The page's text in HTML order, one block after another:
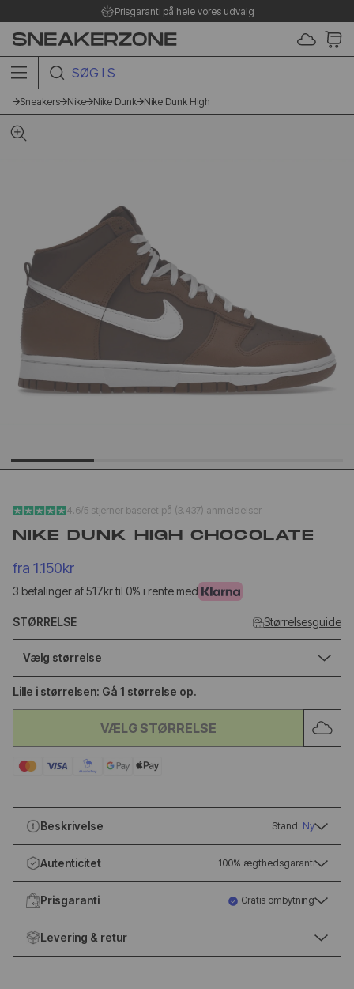
på hele vores udvalg
SØG I SHOPPEN HER
YEEZY SLIDE YS-01
CREAM
499kr650kr
NEW
Sneakers Nike Nike Dunk Nike Dunk High
4.6/5 stjerner baseret på (3.437) anmeldelser
NIKE DUNK HIGH CHOCOLATE
fra 1.150kr
3 betalinger af 517kr til 0% i rente med
STØRRELSE Størrelsesguide
Vælg størrelse
Lille i størrelsen: Gå 1 størrelse op.
VÆLG STØRRELSE
Beskrivelse Stand: Ny
Autenticitet 100% ægthedsgaranti
Prisgaranti Gratis ombytning
Levering & retur